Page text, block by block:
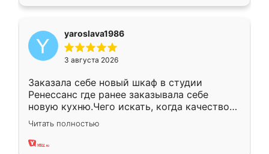
yaroslava1986
3 августа 2026
Заказала себе новый шкаф в студии
Ренессанс где ранее заказывала себе
новую кухню.Чего искать, когда качеством
вполне довольна. Служит кухня уже почти
два года, нареканий нет.
Читать полностью